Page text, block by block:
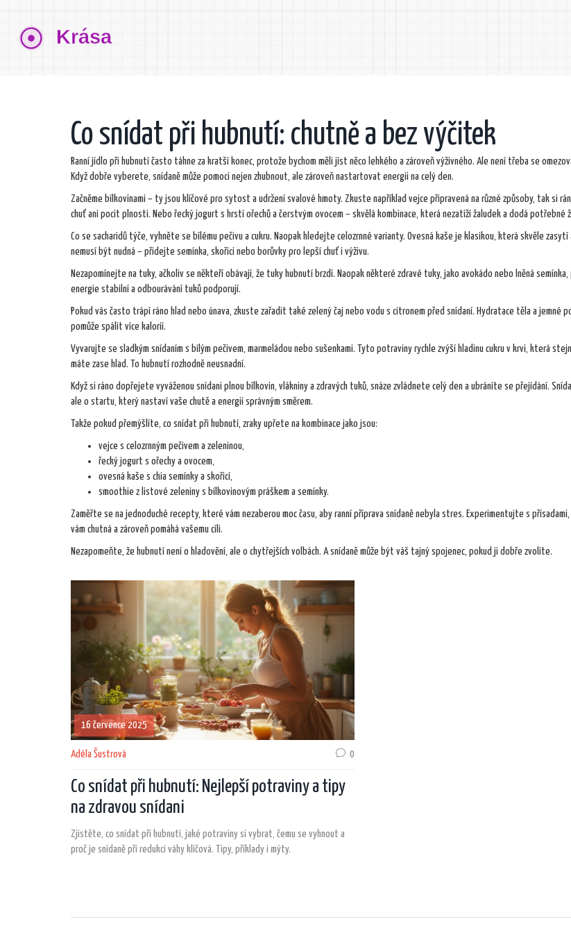
Co snídat při hubnutí: chutně a bez výčitek
Ranní jídlo při hubnutí často táhne za kratší konec, protože bychom měli jíst něco lehkého a zároveň výživného. Ale není třeba se
Když dobře vyberete, snídaně může pomoci nejen zhubnout, ale zároveň nastartovat energii na celý den.
Začněme bílkovinami – ty jsou klíčové pro sytost a udržení svalové hmoty. Zkuste například vejce připravená na různé způsoby, tak si
chuť ani pocit plnosti. Nebo řecký jogurt s hrstí ořechů a čerstvým ovocem – skvělá kombinace, která nezatíží žaludek a dodá potřebné
Co se sacharidů týče, vyhněte se bílému pečivu a cukru. Naopak hledejte celozrnné varianty. Ovesná kaše je klasikou, která skvěle zasytí
nemusí být nudná – přidejte semínka, skořici nebo borůvky pro lepší chuť i výživu.
Nezapomínejte na tuky, ačkoliv se někteří obávají, že tuky hubnutí brzdí. Naopak některé zdravé tuky, jako avokádo nebo lněná semínka,
energie stabilní a odbourávání tuků podporují.
Pokud vás často trápí ráno hlad nebo únava, zkuste zařadit také zelený čaj nebo vodu s citronem před snídaní. Hydratace těla a jemné
pomůže spálit více kalorií.
Vyvarujte se sladkým snídaním s bílým pečivem, marmeládou nebo sušenkami. Tyto potraviny rychle zvýší hladinu cukru v krvi, která
máte zase hlad. To hubnutí rozhodně neusnadní.
Když si ráno dopřejete vyváženou snídani plnou bílkovin, vlákniny a zdravých tuků, snáze zvládnete celý den a ubráníte se přejídání.
ale o startu, který nastaví vaše chutě a energii správným směrem.
Takže pokud přemýšlíte, co snídat při hubnutí, zraky upřete na kombinace jako jsou:
vejce s celozrnným pečivem a zeleninou,
řecký jogurt s ořechy a ovocem,
ovesná kaše s chia semínky a skořicí,
smoothie z listové zeleniny s bílkovinovým práškem a semínky.
Zaměřte se na jednoduché recepty, které vám nezaberou moc času, aby ranní příprava snídaně nebyla stres. Experimentujte s
vám chutná a zároveň pomáhá vašemu cíli.
Nezapomeňte, že hubnutí není o hladovění, ale o chytřejších volbách. A snídaně může být váš tajný spojenec, pokud ji dobře zvolíte.
16 července 2025
Adéla Šustrová 0
Co snídat při hubnutí: Nejlepší potraviny a tipy
na zdravou snídani
Zjistěte, co snídat při hubnutí, jaké potraviny si vybrat, čemu se vyhnout a
proč je snídaně při redukci váhy klíčová. Tipy, příklady i mýty.